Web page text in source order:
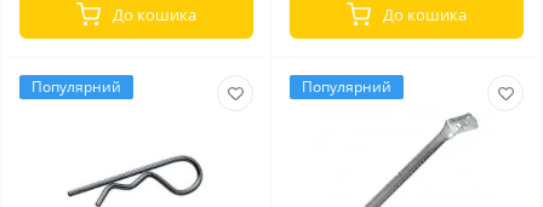
До кошика До кошика
Популярний Популярний